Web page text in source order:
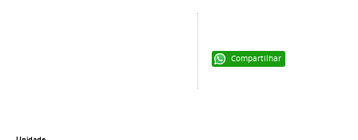
Compartilhar